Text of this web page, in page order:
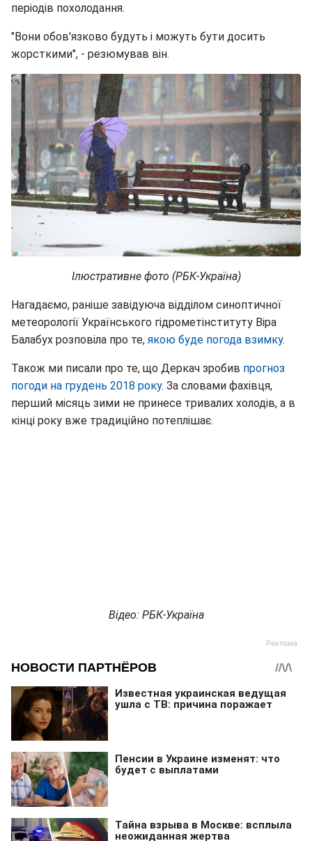
періодів похолодання.
"Вони обов'язково будуть і можуть бути досить
жорсткими", - резюмував він.
Ілюстративне фото (РБК-Україна)
Нагадаємо, раніше завідуюча відділом синоптичної
метеорології Українського гідрометінституту Віра
Балабух розповіла про те, якою буде погода взимку.
Також ми писали про те, що Деркач зробив прогноз
погоди на грудень 2018 року. За словами фахівця,
перший місяць зими не принесе тривалих холодів, а в
кінці року вже традиційно потеплішає.
Відео: РБК-Україна